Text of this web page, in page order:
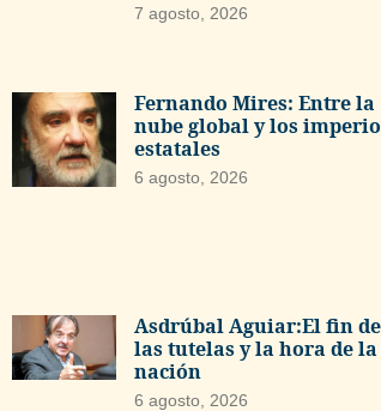
7 agosto, 2026
Fernando Mires: Entre la
nube global y los
estatales
6 agosto, 2026
Asdrúbal Aguiar:El fin de
las tutelas y la hora de la
nación
6 agosto, 2026